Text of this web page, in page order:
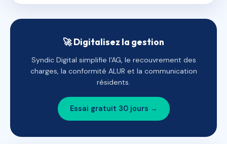
🚀 Digitalisez la gestion
Syndic Digital simplifie l'AG, le recouvrement des
charges, la conformité ALUR et la communication
résidents.
Essai gratuit 30 jours →